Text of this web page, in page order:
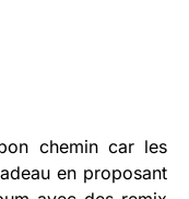
chemin car les
en proposant